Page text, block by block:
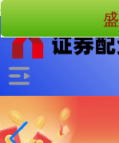
-->